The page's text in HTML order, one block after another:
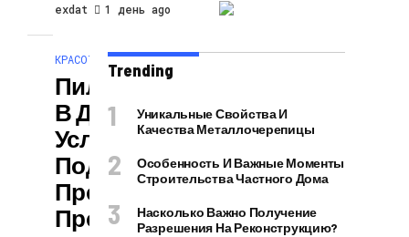
exdat 1 день ago
КРАСОТА И ЗДОРОВЬЕ
Пилинг Головы
В Домашних
Условиях:
Подготовка И
Проведение
Процедуры
Trending
Уникальные Свойства И
Качества Металлочерепицы
Особенность И Важные Моменты
Строительства Частного Дома
Насколько Важно Получение
Разрешения На Реконструкцию?